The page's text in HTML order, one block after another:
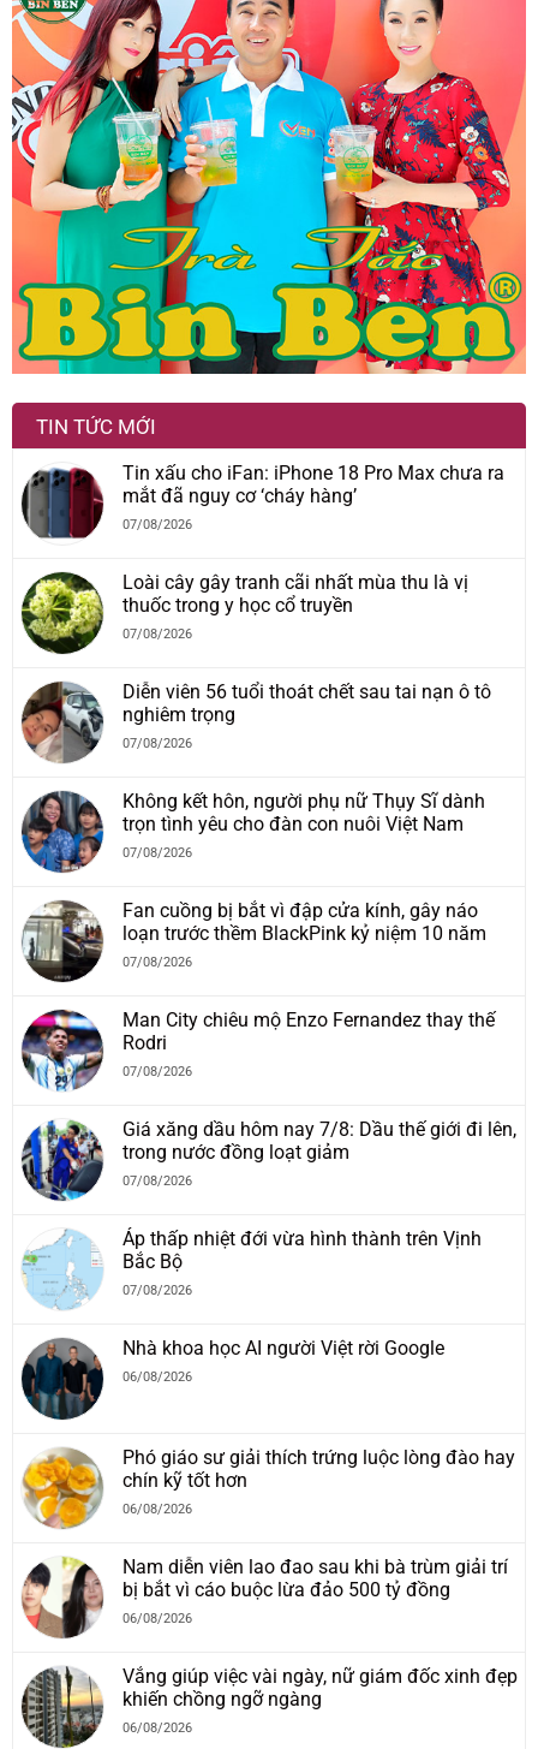
TIN TỨC MỚI
Tin xấu cho iFan: iPhone 18 Pro Max chưa ra
mắt đã nguy cơ ‘cháy hàng’
07/08/2026
Loài cây gây tranh cãi nhất mùa thu là vị
thuốc trong y học cổ truyền
07/08/2026
Diễn viên 56 tuổi thoát chết sau tai nạn ô tô
nghiêm trọng
07/08/2026
Không kết hôn, người phụ nữ Thụy Sĩ dành
trọn tình yêu cho đàn con nuôi Việt Nam
07/08/2026
Fan cuồng bị bắt vì đập cửa kính, gây náo
loạn trước thềm BlackPink kỷ niệm 10 năm
07/08/2026
Man City chiêu mộ Enzo Fernandez thay thế
Rodri
07/08/2026
Giá xăng dầu hôm nay 7/8: Dầu thế giới đi lên,
trong nước đồng loạt giảm
07/08/2026
Áp thấp nhiệt đới vừa hình thành trên Vịnh
Bắc Bộ
07/08/2026
Nhà khoa học AI người Việt rời Google
06/08/2026
Phó giáo sư giải thích trứng luộc lòng đào hay
chín kỹ tốt hơn
06/08/2026
Nam diễn viên lao đao sau khi bà trùm giải trí
bị bắt vì cáo buộc lừa đảo 500 tỷ đồng
06/08/2026
Vắng giúp việc vài ngày, nữ giám đốc xinh đẹp
khiến chồng ngỡ ngàng
06/08/2026